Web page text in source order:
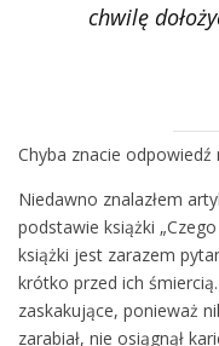
chwilę
Chyba znacie odpowiedź
Niedawno znalazłem
podstawie książki
książki jest zarazem
krótko przed ich
zaskakujące, ponieważ
zarabiał, nie osiągnął